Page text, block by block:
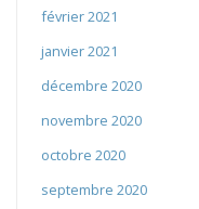
février 2021
janvier 2021
décembre 2020
novembre 2020
octobre 2020
septembre 2020